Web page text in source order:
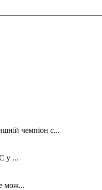
чемпіон с...
у ...
мож...